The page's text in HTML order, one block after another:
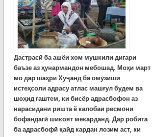
Дастрасӣ ба ашёи хом мушкили дигари
баъзе аз ҳунармандон мебошад. Моҳи март
мо дар шаҳри Хуҷанд ба омӯзиши
истеҳсоли адрасу атлас машғул будем ва
шоҳид гаштем, ки бисёр адрасбофон аз
нарасидани ришта ё калобаи ресмони
бофандагӣ шикоят мекарданд. Дар робита
ба адрасбофӣ қайд кардан лозим аст, ки